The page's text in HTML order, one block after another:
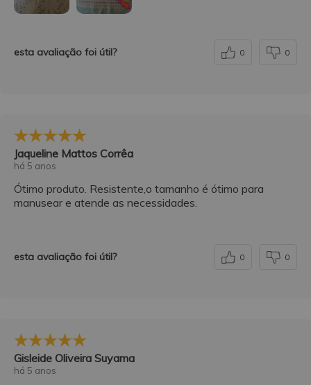
esta avaliação foi útil? 0 0
Jaqueline Mattos Corrêa
há 5 anos
Ótimo produto. Resistente,o tamanho é ótimo para
manusear e atende as necessidades.
esta avaliação foi útil? 0 0
Gisleide Oliveira Suyama
há 5 anos